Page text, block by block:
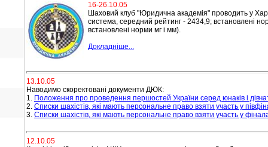
16-26.10.05
Шаховий клуб "Юридична академія" проводить у
система, середний рейтинг - 2434,9; встановлені
встановлені норми мг і мм).
Докладніше...
13.10.05
Наводимо скоректовані документи ДЮК:
1. Положення про проведення першостей України серед юнаків і
2. Списки шахістів, які мають персональне право взяти участь у
3. Списки шахістів, які мають персональне право взяти участь у
12.10.05